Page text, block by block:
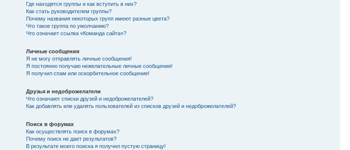
Где находятся группы и как вступить в них?
Как стать руководителем группы?
Почему названия некоторых групп имеют разные цвета?
Что такое группа по умолчанию?
Что означает ссылка «Команда сайта»?
Личные сообщения
Я не могу отправлять личные сообщения!
Я постоянно получаю нежелательные личные сообщения!
Я получил спам или оскорбительное сообщение!
Друзья и недоброжелатели
Что означают списки друзей и недоброжелателей?
Как добавлять или удалять пользователей из списков друзей и недоброжелателей?
Поиск в форумах
Как осуществлять поиск в форумах?
Почему поиск не дает результатов?
В результате моего поиска я получил пустую страницу!